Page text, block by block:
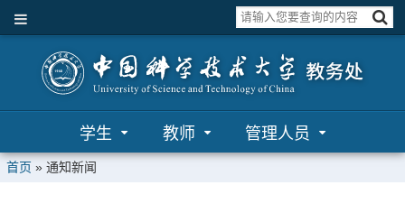
学生 教师 管理人员
首页 » 通知新闻